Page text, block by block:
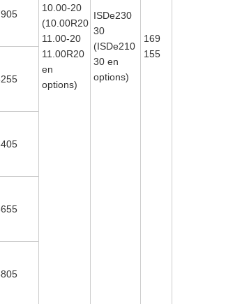
10.00-20
(10.00R20
11.00-20
11.00R20
en
options)
ISDe230
30
(ISDe210
30 en
options)
169
155